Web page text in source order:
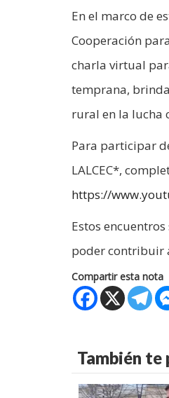
En el marco de
Cooperación
charla virtual
temprana,
rural en la lucha
Para participar
LALCEC*,
https://
Estos
poder contribuir
Compartir esta nota
También te